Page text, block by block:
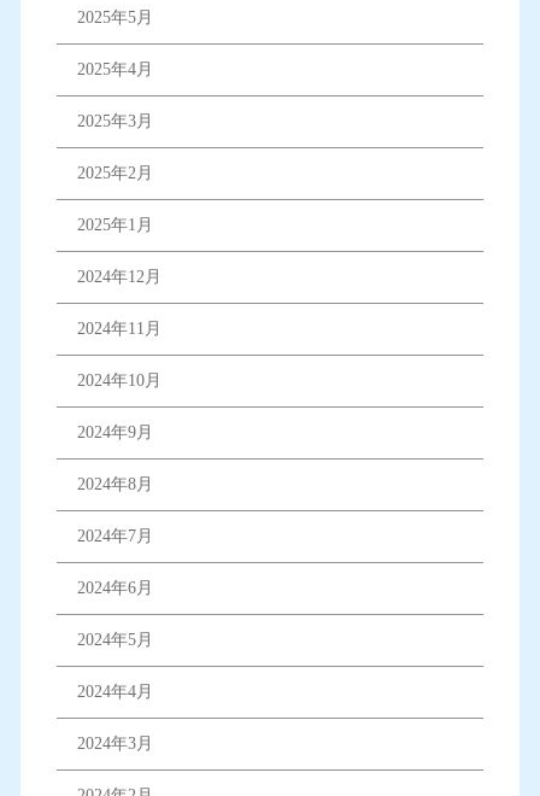
2025年5月
2025年4月
2025年3月
2025年2月
2025年1月
2024年12月
2024年11月
2024年10月
2024年9月
2024年8月
2024年7月
2024年6月
2024年5月
2024年4月
2024年3月